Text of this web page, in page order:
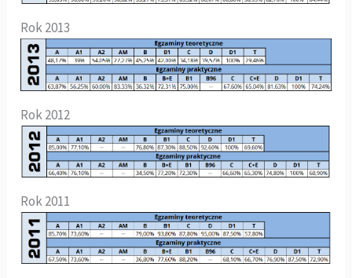
Rok 2013
Rok 2012
Rok 2011